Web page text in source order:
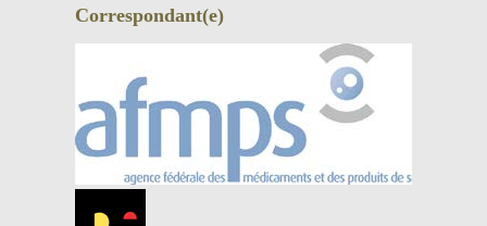
Correspondant(e)